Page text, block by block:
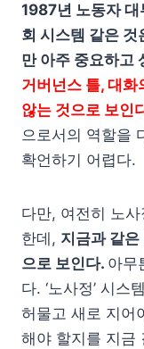
1987년 노동자 대
회 시스템 같은 것
만 아주 중요하고
거버넌스 틀, 대화
않는 것으로 보인
으로서의 역할을
확언하기 어렵다.
다만, 여전히 노사
한데, 지금과 같
으로 보인다. 아무
다. ‘노사정’ 시스
허물고 새로 지어
해야 할지를 지금